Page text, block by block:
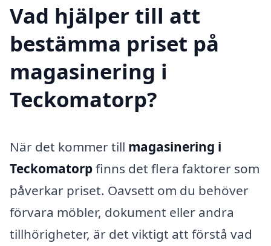
Vad hjälper till att
bestämma priset på
magasinering i
Teckomatorp?
När det kommer till magasinering i
Teckomatorpfinns det flera faktorer som
påverkar priset. Oavsett om du behöver
förvara möbler, dokument eller andra
tillhörigheter, är det viktigt att förstå vad